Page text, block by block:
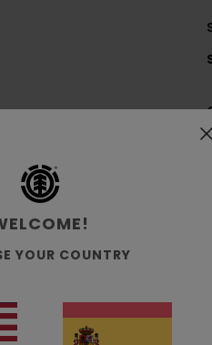
YOUR COUNTRY